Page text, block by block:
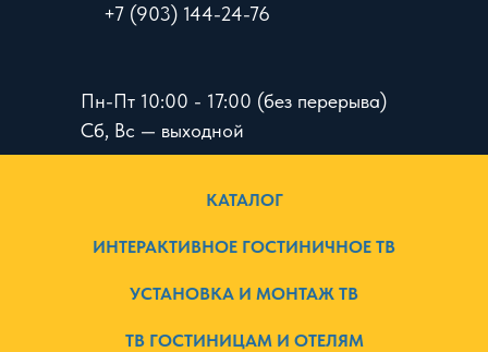
Пн-Пт 10:00 - 17:00 (без перерыва)
Сб, Вс — выходной
+7 (903) 144-24-76
КАТАЛОГ
ИНТЕРАКТИВНОЕ ГОСТИНИЧНОЕ ТВ
УСТАНОВКА И МОНТАЖ ТВ
ТВ ГОСТИНИЦАМ И ОТЕЛЯМ